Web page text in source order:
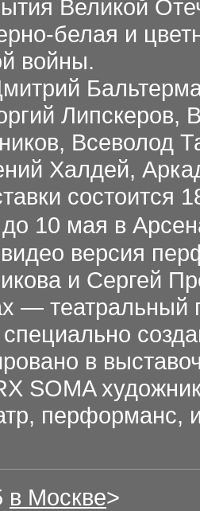
Великой
белая и
войны.
Липскеров,
Всеволод
Халдей,
состоится
10 мая в
версия
и Сергей
— театральный
специально
в
SOMA
перформанс,
в Москве>